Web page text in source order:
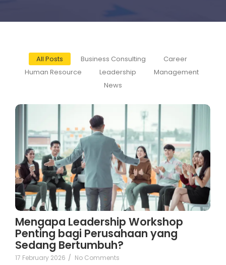
All Posts Business Consulting
Career
Human Resource
Leadership
Management
News
Mengapa Leadership Workshop
Penting bagi Perusahaan yang
Sedang Bertumbuh?
17 February 2026 / No Comments